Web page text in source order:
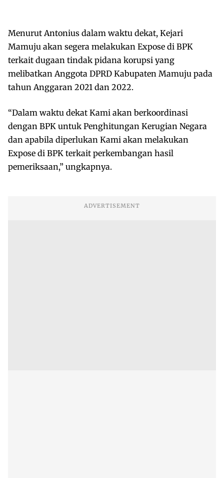
Menurut Antonius dalam waktu dekat, Kejari
Mamuju akan segera melakukan Expose di BPK
terkait dugaan tindak pidana korupsi yang
melibatkan Anggota DPRD Kabupaten Mamuju pada
tahun Anggaran 2021 dan 2022.
“Dalam waktu dekat Kami akan berkoordinasi
dengan BPK untuk Penghitungan Kerugian Negara
dan apabila diperlukan Kami akan melakukan
Expose di BPK terkait perkembangan hasil
pemeriksaan,” ungkapnya.